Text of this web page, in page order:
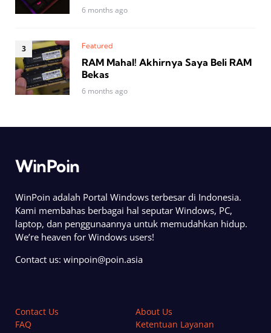
6 months ago
Featured
RAM Mahal! Akhirnya Saya Beli RAM
Bekas
6 months ago
WinPoin
WinPoin adalah Portal Windows terbesar di Indonesia.
Kami membahas berbagai hal seputar Windows, PC,
laptop, dan penggunaannya untuk memudahkan hidup.
We’re heaven for Windows users!
Contact us: winpoin@poin.asia
Contact Us
About Us
FAQ
Ketentuan Layanan